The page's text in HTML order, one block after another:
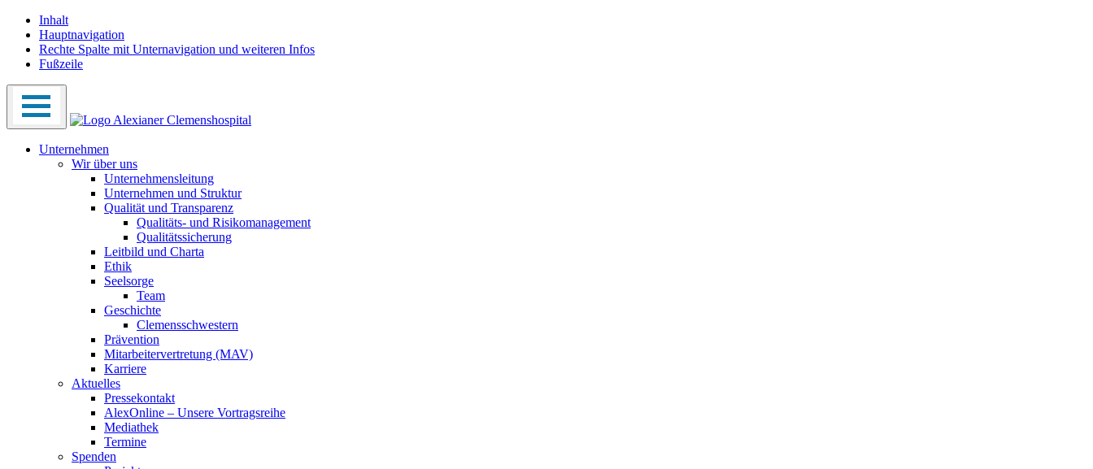
Inhalt
Hauptnavigation
Rechte Spalte mit Unternavigation und weiteren Infos
Fußzeile
Unternehmen
Wir über uns
Unternehmensleitung
Unternehmen und Struktur
Qualität und Transparenz
Qualitäts- und Risikomanagement
Qualitätssicherung
Leitbild und Charta
Ethik
Seelsorge
Team
Geschichte
Clemensschwestern
Prävention
Mitarbeitervertretung (MAV)
Karriere
Aktuelles
Pressekontakt
AlexOnline – Unsere Vortragsreihe
Mediathek
Termine
Spenden